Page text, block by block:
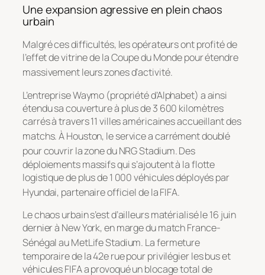
Une expansion agressive en plein chaos
urbain
Malgré ces difficultés, les opérateurs ont profité de
l’effet de vitrine de la Coupe du Monde pour étendre
massivement leurs zones d’activité.
L’entreprise Waymo (propriété d’Alphabet) a ainsi
étendu sa couverture à plus de 3 600 kilomètres
carrés à travers 11 villes américaines accueillant des
matchs. À Houston, le service a carrément doublé
pour couvrir la zone du NRG Stadium. Des
déploiements massifs qui s’ajoutent à la flotte
logistique de plus de 1 000 véhicules déployés par
Hyundai, partenaire officiel de la FIFA.
Le chaos urbain s’est d’ailleurs matérialisé le 16 juin
dernier à New York, en marge du match France-
Sénégal au MetLife Stadium. La fermeture
temporaire de la 42e rue pour privilégier les bus et
véhicules FIFA a provoqué un blocage total de